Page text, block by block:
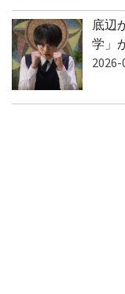
底辺
学」
2026-